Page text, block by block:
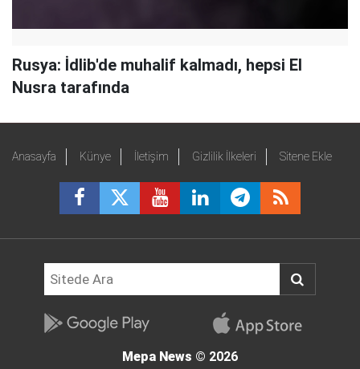
Rusya: İdlib'de muhalif kalmadı, hepsi El
Nusra tarafında
Anasayfa Künye İletişim Gizlilik İlkeleri Sitene Ekle
Mepa News © 2026